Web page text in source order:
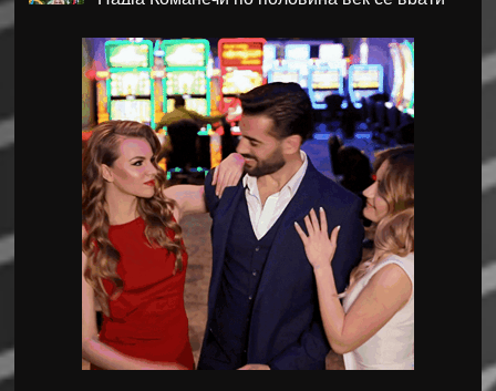
ФК Пелистер со заштитен бренд по 81
година постоење !
Артета: Мојот Арсенал учи од грешките
Лука Зидан се раздели со Гранада
Џеронимо Рули е нов втор голман на Сити